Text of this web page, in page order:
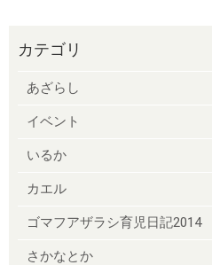
カテゴリ
あざらし
イベント
いるか
カエル
ゴマフアザラシ育児日記2014
さかなとか